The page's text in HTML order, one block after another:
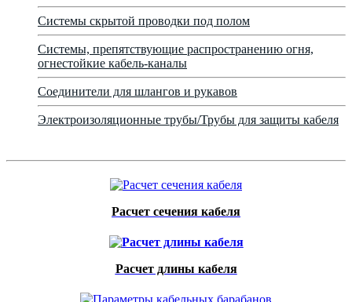
Системы скрытой проводки под полом
Системы, препятствующие распространению огня,
огнестойкие кабель-каналы
Соединители для шлангов и рукавов
Электроизоляционные трубы/Трубы для защиты кабеля
Расчет сечения кабеля
Расчет длины кабеля